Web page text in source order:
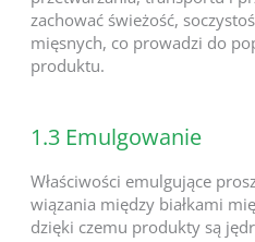
zachować świeżość,
mięsnych, co prowadzi do
produktu.
1.3 Emulgowanie
Właściwości emulgujące
wiązania między białkami
dzięki czemu produkty są